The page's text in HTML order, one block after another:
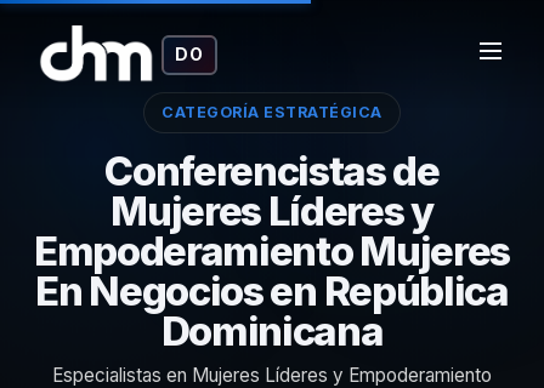
DO
CATEGORÍA ESTRATÉGICA
Conferencistas de
Mujeres Líderes y
Empoderamiento Mujeres
En Negocios en República
Dominicana
Especialistas en Mujeres Líderes y Empoderamiento